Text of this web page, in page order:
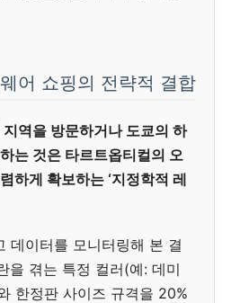
어 쇼핑의 전략적 결합
역을 방문하거나 도쿄의 하
는 것은 타르트옵티컬의 오
하게 확보하는 ‘지정학적 레
데이터를 모니터링해 본 결
을 겪는 특정 컬러(예: 데미
한정판 사이즈 규격을 20%